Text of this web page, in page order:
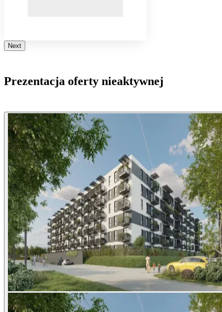
Next
Prezentacja oferty nieaktywnej